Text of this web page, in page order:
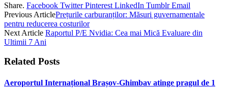
Share. Facebook Twitter Pinterest LinkedIn Tumblr Email
Previous ArticlePrețurile carburanților: Măsuri guvernamentale
pentru reducerea costurilor
Next Article Raportul P/E Nvidia: Cea mai Mică Evaluare din
Ultimii 7 Ani
Related Posts
Aeroportul Internațional Brașov‑Ghimbav atinge pragul de 1